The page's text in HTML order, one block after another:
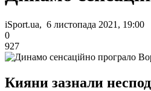
iSport.ua, 6 листопада 2021, 19:00
0
927
Кияни зазнали